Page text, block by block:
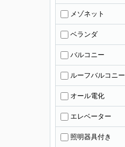
メゾネット
ベランダ
バルコニー
ルーフバルコニー
オール電化
エレベーター
照明器具付き